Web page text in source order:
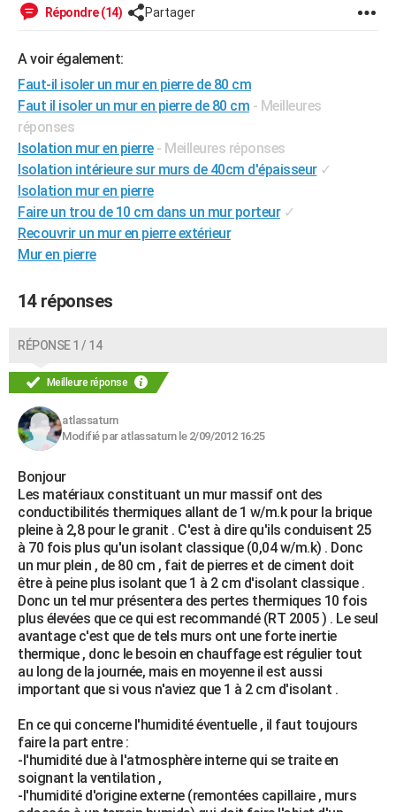
BONS PLANS
DICTIONNAIRE
Dictionnaire
Biographies
Citations
Expressions
Proverbes
PROGRAMME TV
COPAINS D'AVANT
S'inscrire
Se connecter
Lycées
Collèges
Primaires
Universités
Entreprises
Service militaire
Avis de recherche
AVIS DE DÉCÈS
FORUM
Bricolage
Lifestyle
Culture
Sport
Auto
Television
Voyage
Cinema
Répondre (14) Partager
A voir également:
Faut-il isoler un mur en pierre de 80 cm
Faut il isoler un mur en pierre de 80 cm - Meilleures
réponses
Isolation mur en pierre - Meilleures réponses
Isolation intérieure sur murs de 40cm d'épaisseur ✓
Isolation mur en pierre
Faire un trou de 10 cm dans un mur porteur ✓
Recouvrir un mur en pierre extérieur
Mur en pierre
14 réponses
RÉPONSE 1 / 14
Meilleure réponse
atlassaturn
Modifié par atlassaturn le 2/09/2012 16:25
Bonjour
Les matériaux constituant un mur massif ont des
conductibilités thermiques allant de 1 w/m.k pour la brique
pleine à 2,8 pour le granit . C'est à dire qu'ils conduisent 25
à 70 fois plus qu'un isolant classique (0,04 w/m.k) . Donc
un mur plein , de 80 cm , fait de pierres et de ciment doit
être à peine plus isolant que 1 à 2 cm d'isolant classique .
Donc un tel mur présentera des pertes thermiques 10 fois
plus élevées que ce qui est recommandé (RT 2005 ) . Le seul
avantage c'est que de tels murs ont une forte inertie
thermique , donc le besoin en chauffage est régulier tout
au long de la journée, mais en moyenne il est aussi
important que si vous n'aviez que 1 à 2 cm d'isolant .
En ce qui concerne l'humidité éventuelle , il faut toujours
faire la part entre :
-l'humidité due à l'atmosphère interne qui se traite en
soignant la ventilation ,
-l'humidité d'origine externe (remontées capillaire , murs